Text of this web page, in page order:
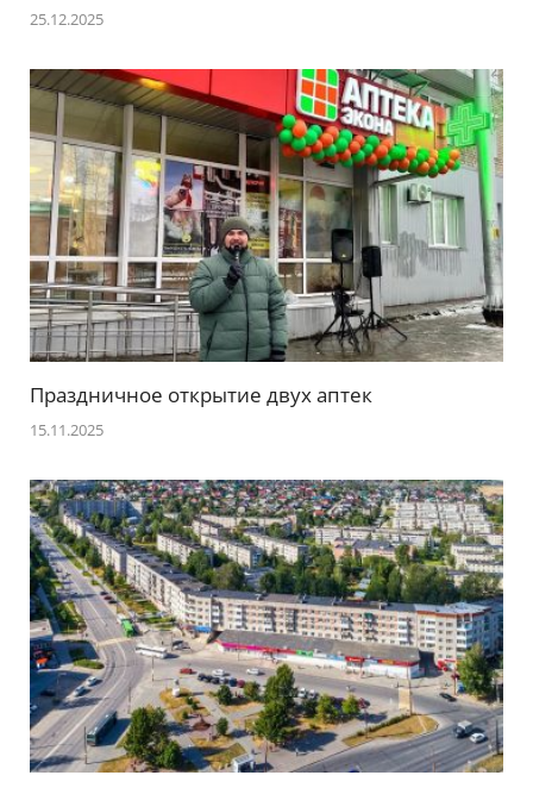
25.12.2025
Праздничное открытие двух аптек
15.11.2025